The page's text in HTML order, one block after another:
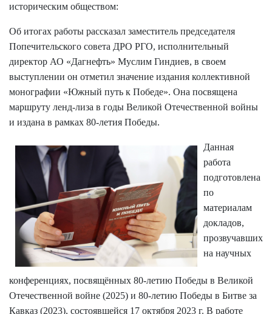
историческим обществом:
Об итогах работы рассказал заместитель председателя
Попечительского совета ДРО РГО, исполнительный
директор АО «Дагнефть» Муслим Гиндиев, в своем
выступлении он отметил значение издания коллективной
монографии «Южный путь к Победе». Она посвящена
маршруту ленд-лиза в годы Великой Отечественной войны
и издана в рамках 80-летия Победы.
Данная
работа
подготовлена
по
материалам
докладов,
прозвучавших
на научных
конференциях, посвящённых 80-летию Победы в Великой
Отечественной войне (2025) и 80-летию Победы в Битве за
Кавказ (2023), состоявшейся 17 октября 2023 г. В работе